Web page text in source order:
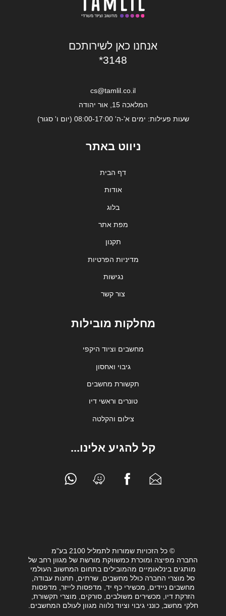
אנחנו כאן לשירותכם
*3148
cs@tamlil.co.il
המלאכה 15, אור יהודה
שעות פעילות: ימים א'-ה' 08:00-17:00 (יום ו' סגור)
ניווט באתר
דף הבית
אודות
בלוג
מפת אתר
תקנון
מדיניות הפרטיות
נגישות
צור קשר
מחלקות מובילות
מחשבים וציוד היקפי
גיבוי ואחסון
תקשורת מחשבים
טונרים וראשי דיו
צילום והקלטה
קל להגיע אלינו...
© כל הזכויות שמורות לתמליל 2100 בע"מ
החברה מפיצה ומוכרת כמשווקת מורשת של מגוון רחב של
מותגים בינלאומיים מהמובילים בתחום המחשוב העולמי
סל מוצרי החברה כולל מחשבים, שרתים, תחנות עבודה,
מחשבים ניידים, מכשירי כף יד, מדפסות לייזר, מדפסות
הזרקת דיו, מכשירים משולבים, סורקים, מוצרי תקשורת,
חלקי מחשב, כונני גיבוי וציוד נלווה מגוון לעולם המחשבים.